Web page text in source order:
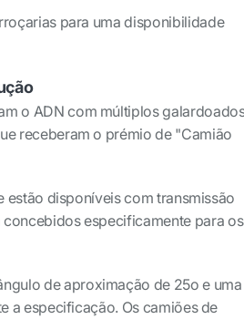
para uma disponibilidade
o ADN com múltiplos
receberam o prémio de "Camião
estão disponíveis com transmissão
especificamente para os
de aproximação de 25o e uma
a especificação. Os camiões de